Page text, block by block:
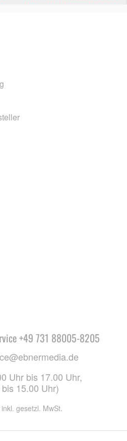
+49 731 88005-8205
Uhr bis 17.00 Uhr,
15.00 Uhr)
gesetzl. MwSt.